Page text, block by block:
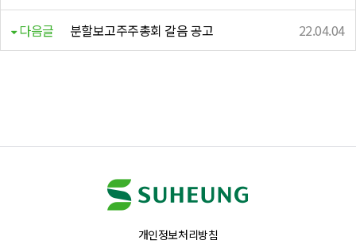
다음글 분할보고주주총회 갈음 공고 22.04.04
개인정보처리방침